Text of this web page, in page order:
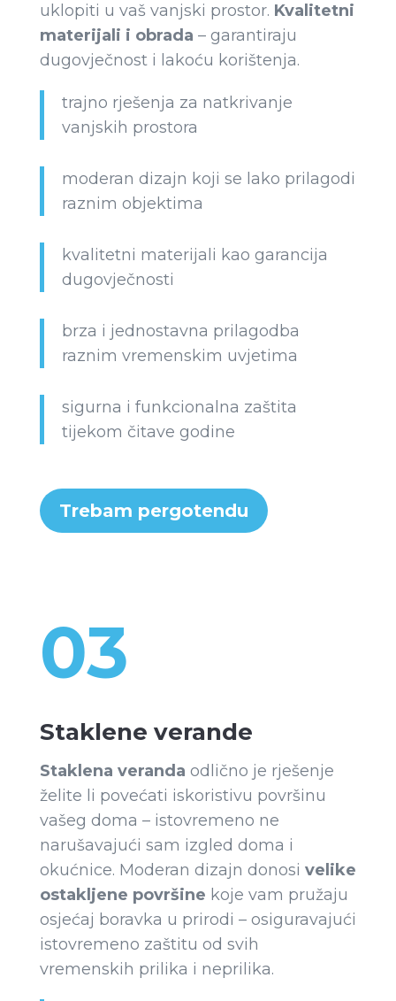
uklopiti u vaš vanjski prostor. Kvalitetni
materijali i obrada – garantiraju
dugovječnost i lakoću korištenja.
trajno rješenja za natkrivanje
vanjskih prostora
moderan dizajn koji se lako prilagodi
raznim objektima
kvalitetni materijali kao garancija
dugovječnosti
brza i jednostavna prilagodba
raznim vremenskim uvjetima
sigurna i funkcionalna zaštita
tijekom čitave godine
Trebam pergotendu
03
Staklene verande
Staklena veranda odlično je rješenje
želite li povećati iskoristivu površinu
vašeg doma – istovremeno ne
narušavajući sam izgled doma i
okućnice. Moderan dizajn donosi velike
ostakljene površine koje vam pružaju
osjećaj boravka u prirodi – osiguravajući
istovremeno zaštitu od svih
vremenskih prilika i neprilika.